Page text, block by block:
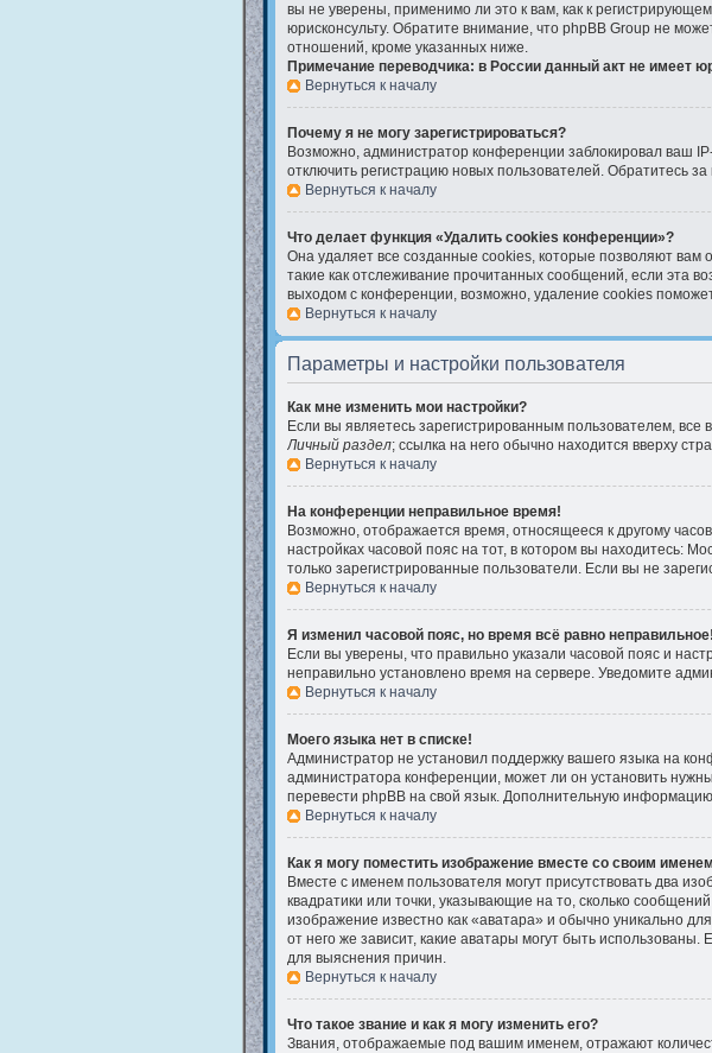
вы не уверены, применимо ли это к вам, как к
юрисконсульту. Обратите внимание, что phpBB Group не
отношений, кроме указанных ниже.
Примечание переводчика: в России данный акт не имеет
Вернуться к началу
Почему я не могу зарегистрироваться?
Возможно, администратор конференции заблокировал ваш
отключить регистрацию новых пользователей. Обратитесь
Вернуться к началу
Что делает функция «Удалить cookies конференции»?
Она удаляет все созданные cookies, которые позволяют вам
такие как отслеживание прочитанных сообщений, если эта
выходом с конференции, возможно, удаление cookies
Вернуться к началу
Параметры и настройки пользователя
Как мне изменить мои настройки?
Если вы являетесь зарегистрированным пользователем,
Личный раздел; ссылка на него обычно находится вверху
Вернуться к началу
На конференции неправильное время!
Возможно, отображается время, относящееся к другому
настройках часовой пояс на тот, в котором вы находитесь:
только зарегистрированные пользователи. Если вы не
Вернуться к началу
Я изменил часовой пояс, но время всё равно неправильное!
Если вы уверены, что правильно указали часовой пояс и
неправильно установлено время на сервере. Уведомите
Вернуться к началу
Моего языка нет в списке!
Администратор не установил поддержку вашего языка на
администратора конференции, может ли он установить
перевести phpBB на свой язык. Дополнительную
Вернуться к началу
Как я могу поместить изображение вместе со своим
Вместе с именем пользователя могут присутствовать два
квадратики или точки, указывающие на то, сколько
изображение известно как «аватара» и обычно уникально
от него же зависит, какие аватары могут быть
для выяснения причин.
Вернуться к началу
Что такое звание и как я могу изменить его?
Звания, отображаемые под вашим именем, отражают